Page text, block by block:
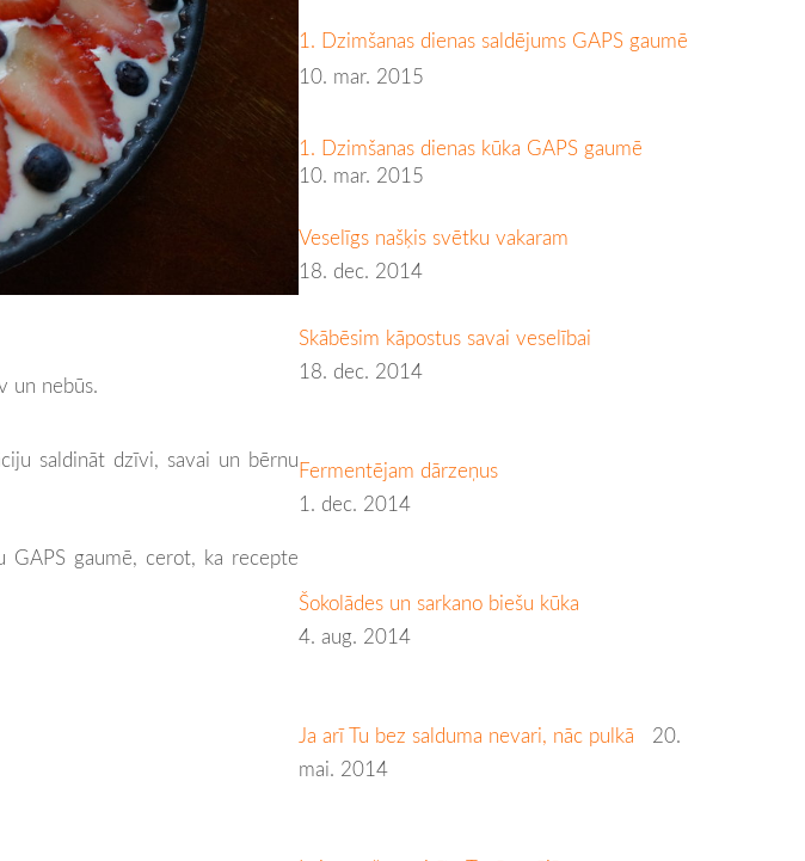
1. Dzimšanas dienas saldējums GAPS gaumē
10. mar. 2015
1. Dzimšanas dienas kūka GAPS gaumē
10. mar. 2015
Veselīgs našķis svētku vakaram
18. dec. 2014
Skābēsim kāpostus savai veselībai
18. dec. 2014
Fermentējam dārzeņus
1. dec. 2014
Šokolādes un sarkano biešu kūka
4. aug. 2014
Ja arī Tu bez salduma nevari, nāc pulkā 20.
mai. 2014
un nebūs.
saldināt dzīvi, savai un bērnu
GAPS gaumē, cerot, ka recepte